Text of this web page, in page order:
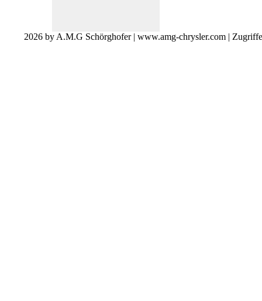
2026 by A.M.G Schörghofer | www.amg-chrysler.com |